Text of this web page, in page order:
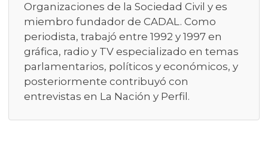
Organizaciones de la Sociedad Civil y es
miembro fundador de CADAL. Como
periodista, trabajó entre 1992 y 1997 en
gráfica, radio y TV especializado en temas
parlamentarios, políticos y económicos, y
posteriormente contribuyó con
entrevistas en La Nación y Perfil.